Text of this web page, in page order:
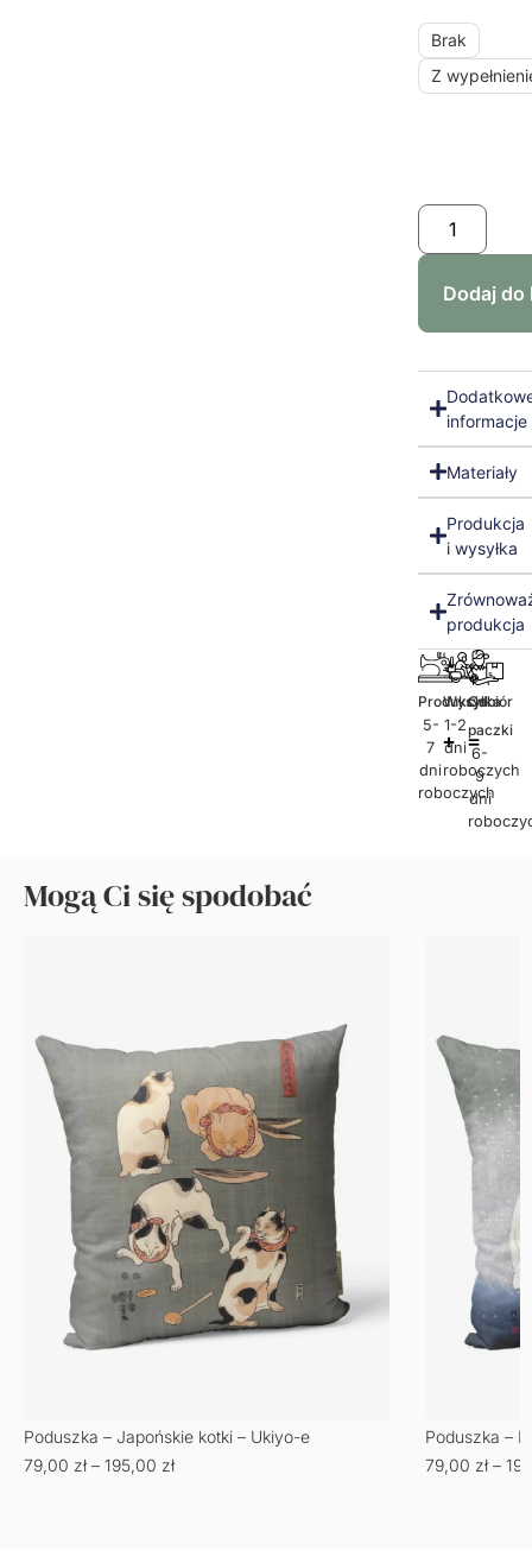
Brak
Z
Dodaj do
informacje
Materiały
Produkcja
i wysyłka
produkcja
Produkcja
5-
7
dni
roboczych
Wysyłka
1-2
dni
roboczych
Odbiór
paczki
6-
9
dni
Mogą Ci się spodobać
Poduszka – Japońskie kotki – Ukiyo-e
79,00 zł – 195,00 zł
Poduszka –
79,00 zł –